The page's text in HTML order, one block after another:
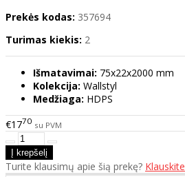
Prekės kodas: 357694
Turimas kiekis: 2
Išmatavimai: 75x22x2000 mm
Kolekcija: Wallstyl
Medžiaga: HDPS
€1770 su PVM
Turite klausimų apie šią prekę? Klauskite